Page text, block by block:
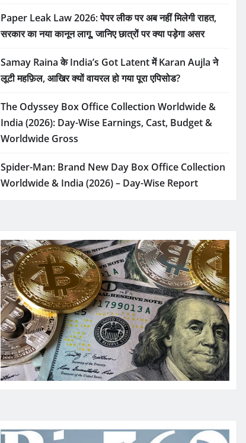
Paper Leak Law 2026: पेपर लीक पर अब नहीं मिलेगी राहत,
सरकार का नया कानून लागू, जानिए छात्रों पर क्या पड़ेगा असर
Samay Raina के India’s Got Latent में Karan Aujla ने
लूटी महफ़िल, आखिर क्यों वायरल हो गया पूरा एपिसोड?
The Odyssey Box Office Collection Worldwide &
India (2026): Day-Wise Earnings, Cast, Budget &
Worldwide Gross
Spider-Man: Brand New Day Box Office Collection
Worldwide & India (2026) – Day-Wise Report